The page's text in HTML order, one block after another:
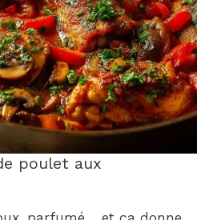
poulet aux